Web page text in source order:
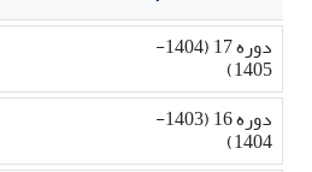
دوره 17 (1404-
1405)
دوره 16 (1403-
1404)